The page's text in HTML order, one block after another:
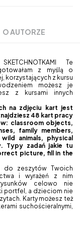
O AUTORZE
Te
z myślą o
korzystających z kursu
możesz je
z kursami innych
na zdjęciu kart jest
48 kart pracy
classroom objects,
family members,
animals, physical
Typy zadań jakie tu
picture, fill in the
do zeszytów Twoich
i wyrażeń z nim
celowo nie
portfel, a dzieciom nie
Karty możesz też
suchościeralnymi,